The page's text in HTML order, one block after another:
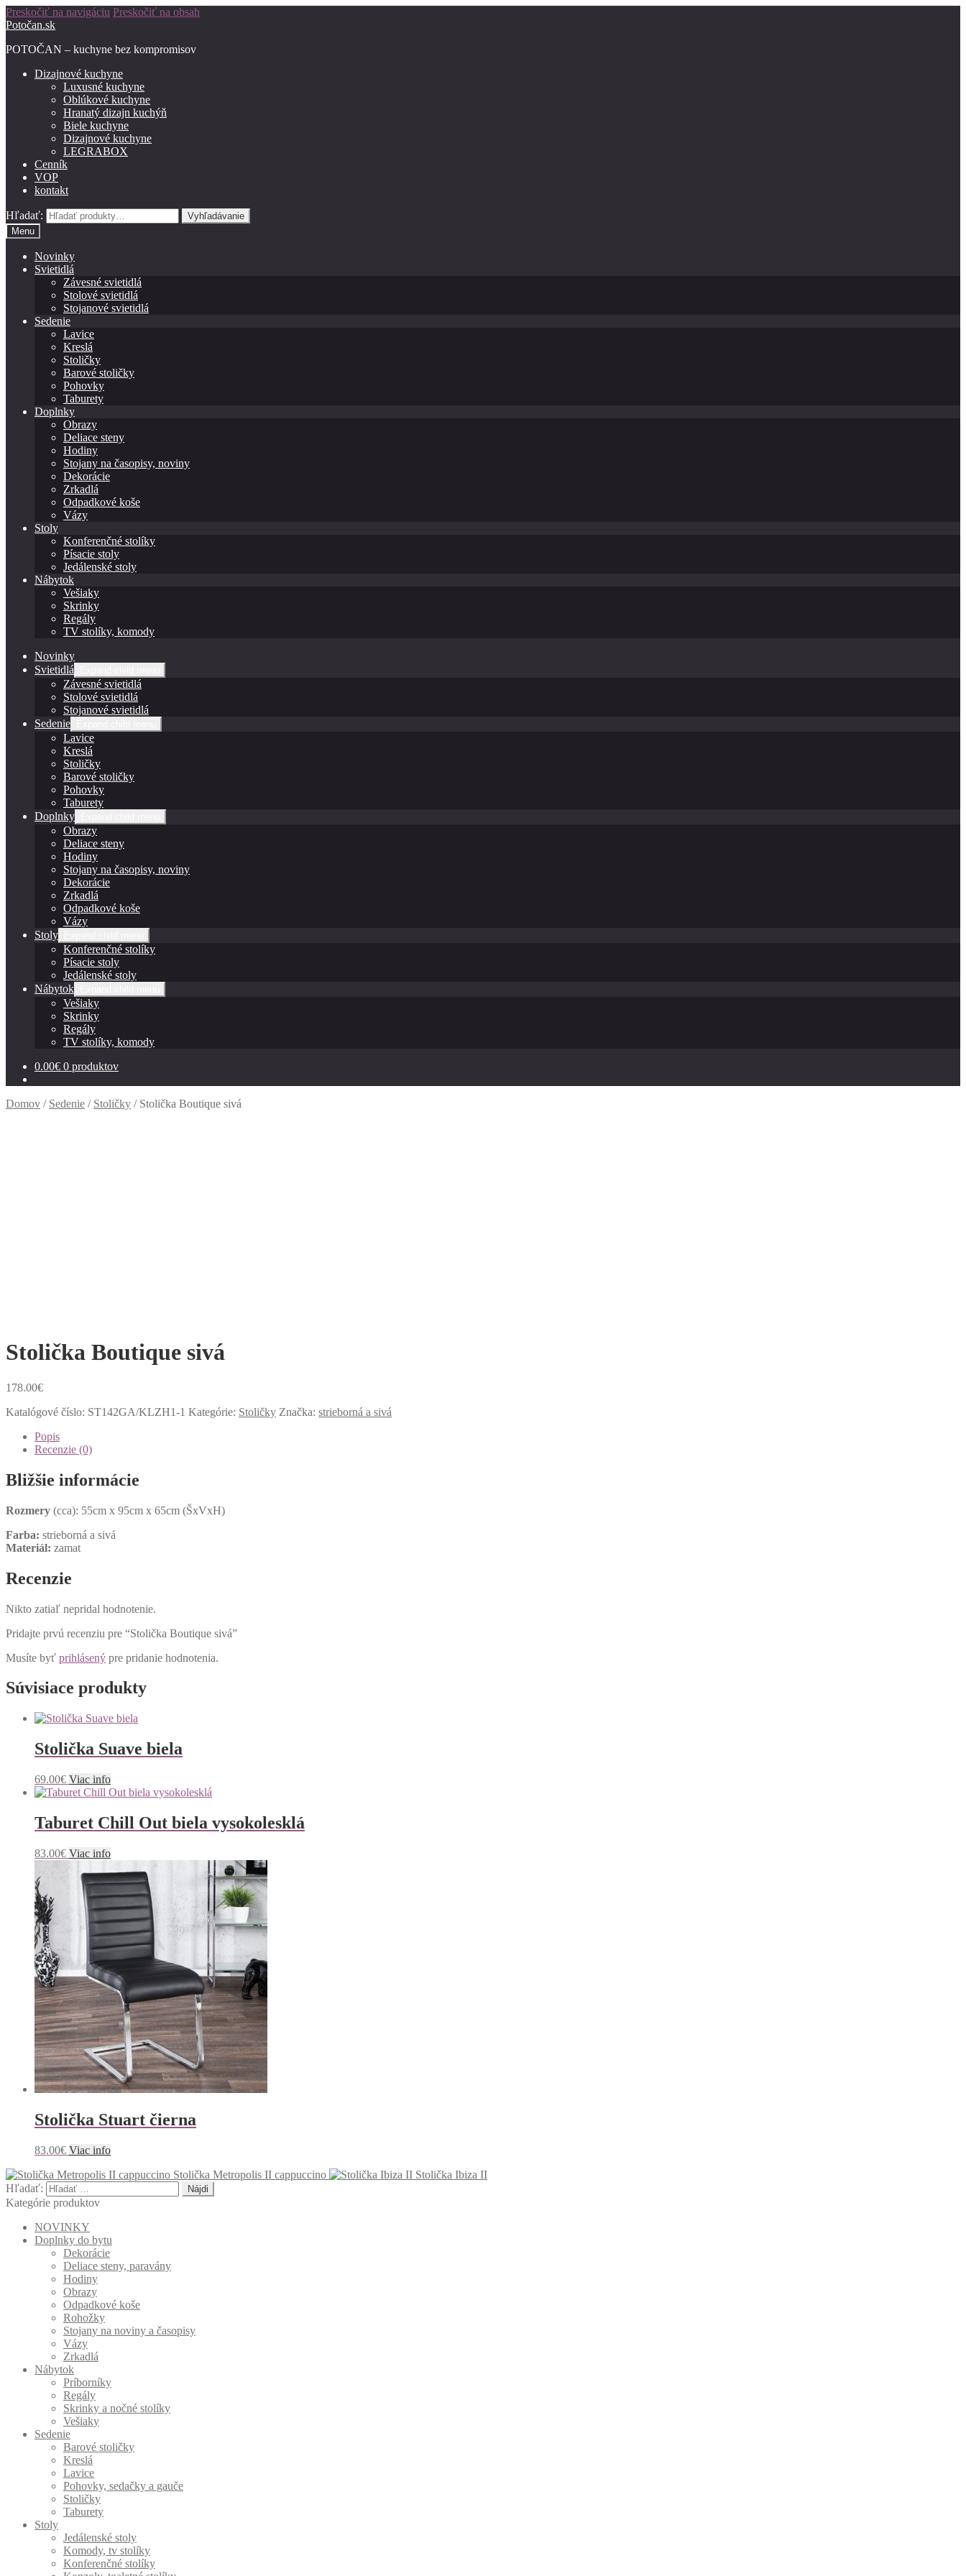
Preskočiť na navigáciu Preskočiť na obsah
Potočan.sk
POTOČAN – kuchyne bez kompromisov
Dizajnové kuchyne
Luxusné kuchyne
Oblúkové kuchyne
Hranatý dizajn kuchýň
Biele kuchyne
Dizajnové kuchyne
LEGRABOX
Cenník
VOP
kontakt
Hľadať:
Vyhľadávanie
Menu
Novinky
Svietidlá
Závesné svietidlá
Stolové svietidlá
Stojanové svietidlá
Sedenie
Lavice
Kreslá
Stoličky
Barové stoličky
Pohovky
Taburety
Doplnky
Obrazy
Deliace steny
Hodiny
Stojany na časopisy, noviny
Dekorácie
Zrkadlá
Odpadkové koše
Vázy
Stoly
Konferenčné stolíky
Písacie stoly
Jedálenské stoly
Nábytok
Vešiaky
Skrinky
Regály
TV stolíky, komody
Novinky
Svietidlá
Závesné svietidlá
Stolové svietidlá
Stojanové svietidlá
Sedenie
Lavice
Kreslá
Stoličky
Barové stoličky
Pohovky
Taburety
Doplnky
Obrazy
Deliace steny
Hodiny
Stojany na časopisy, noviny
Dekorácie
Zrkadlá
Odpadkové koše
Vázy
Stoly
Konferenčné stolíky
Písacie stoly
Jedálenské stoly
Nábytok
Vešiaky
Skrinky
Regály
TV stolíky, komody
0.00€ 0 produktov
Domov / Sedenie / Stoličky / Stolička Boutique sivá
Stolička Boutique sivá
178.00€
Katalógové číslo: ST142GA/KLZH1-1 Kategórie: Stoličky Značka: strieborná a sivá
Popis
Recenzie (0)
Bližšie informácie
Rozmery (cca): 55cm x 95cm x 65cm (ŠxVxH)
Farba: strieborná a sivá
Materiál: zamat
Recenzie
Nikto zatiaľ nepridal hodnotenie.
Pridajte prvú recenziu pre “Stolička Boutique sivá”
Musíte byť prihlásený pre pridanie hodnotenia.
Súvisiace produkty
Stolička Suave biela
69.00€ Viac info
Taburet Chill Out biela vysokolesklá
83.00€ Viac info
Stolička Stuart čierna
83.00€ Viac info
Stolička Metropolis II cappuccino
Stolička Ibiza II
Hľadať:
Kategórie produktov
NOVINKY
Doplnky do bytu
Dekorácie
Deliace steny, paravány
Hodiny
Obrazy
Odpadkové koše
Rohožky
Stojany na noviny a časopisy
Vázy
Zrkadlá
Nábytok
Príborníky
Regály
Skrinky a nočné stolíky
Vešiaky
Sedenie
Barové stoličky
Kreslá
Lavice
Pohovky, sedačky a gauče
Stoličky
Taburety
Stoly
Jedálenské stoly
Komody, tv stolíky
Konferenčné stolíky